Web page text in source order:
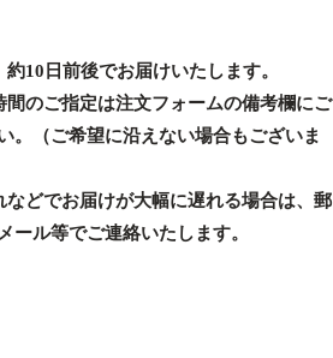
約10日前後でお届けいたします。
間のご指定は注文フォームの備考欄にご
。（ご希望に沿えない場合もございま
などでお届けが大幅に遅れる場合は、郵
ール等でご連絡いたします。